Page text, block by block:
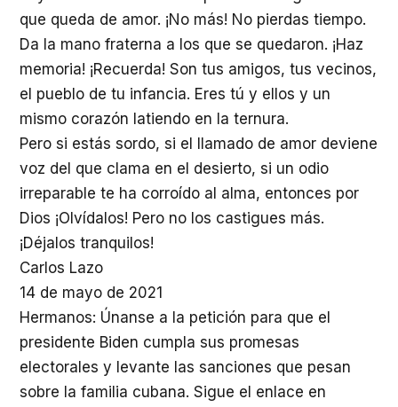
que queda de amor. ¡No más! No pierdas tiempo.
Da la mano fraterna a los que se quedaron. ¡Haz
memoria! ¡Recuerda! Son tus amigos, tus vecinos,
el pueblo de tu infancia. Eres tú y ellos y un
mismo corazón latiendo en la ternura.
Pero si estás sordo, si el llamado de amor deviene
voz del que clama en el desierto, si un odio
irreparable te ha corroído al alma, entonces por
Dios ¡Olvídalos! Pero no los castigues más.
¡Déjalos tranquilos!
Carlos Lazo
14 de mayo de 2021
Hermanos: Únanse a la petición para que el
presidente Biden cumpla sus promesas
electorales y levante las sanciones que pesan
sobre la familia cubana. Sigue el enlace en